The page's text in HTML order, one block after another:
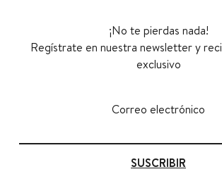
¡No te pierdas nada!
Regístrate en nuestra newsletter y
exclusivo
Correo electrónico
SUSCRIBIR